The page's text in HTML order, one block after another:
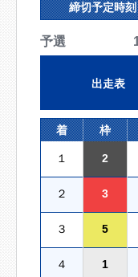
締切予定時刻
予選
出走表
着 枠
１ 2
２ 3
３ 5
４ 1